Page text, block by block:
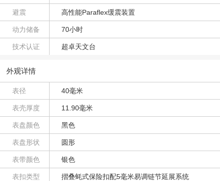
避震 高性能Paraflex缓震装置
动力储备 70小时
技术认证 超卓天文台
外观详情
表径 40毫米
表壳厚度 11.90毫米
表盘颜色 黑色
表盘形状 圆形
表带颜色 银色
表扣类型 摺叠蚝式保险扣配5毫米易调链节延展系统